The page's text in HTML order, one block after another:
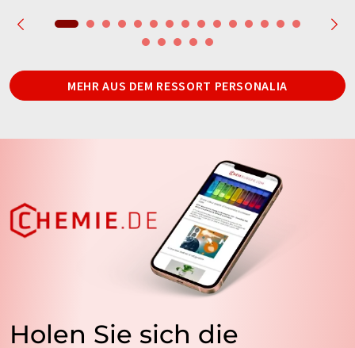
MEHR AUS DEM RESSORT PERSONALIA
Holen Sie sich die